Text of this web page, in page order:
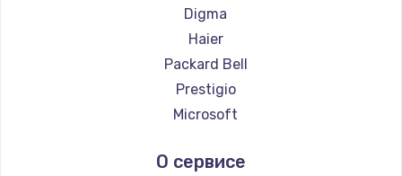
Ремонт ноутбуков ZTE
Ремонт ноутбуков Hiper
Ремонт ноутбуков Evga
Ремонт ноутбуков Google
Ремонт ноутбуков Echips
Ремонт ноутбуков Predator
Digma
Haier
Packard Bell
Prestigio
Microsoft
Aquarius
О сервисе